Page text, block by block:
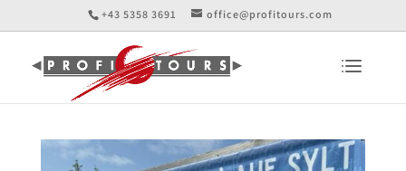
+43 5358 3691 office@profitours.com